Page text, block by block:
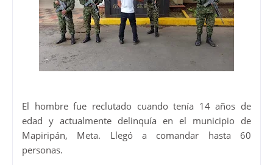
El hombre fue reclutado cuando tenía 14 años de
edad y actualmente delinquía en el municipio de
Mapiripán, Meta. Llegó a comandar hasta 60
personas.